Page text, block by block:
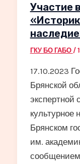
Участие
ГКУ БО ГАБО /
17.10.2023
Брянской
экспертной
культурное
Брянском
им.